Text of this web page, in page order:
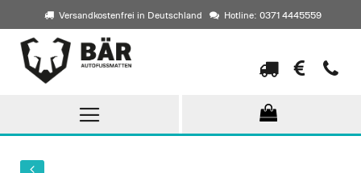
Versandkostenfrei in Deutschland Hotline: 0371 4445559
Direkt
zum
Inhalt